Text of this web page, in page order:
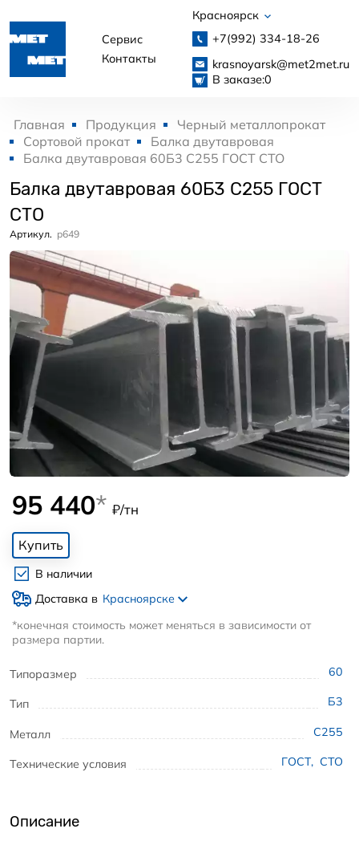
Сервис
Контакты
Красноярск
+7(992) 334-18-26
krasnoyarsk@met2met.ru
В заказе:0
Главная Продукция
Черный металлопрокат
Сортовой прокат
Балка двутавровая
Балка двутавровая 60Б3 С255 ГОСТ СТО
Балка двутавровая 60Б3 С255 ГОСТ
СТО
Артикул. p649
Типоразмер 60
Тип Б3
Металл С255
Технические условия ГОСТ, СТО
95 440* ₽/тн
Купить
В наличии
Доставка в Красноярске
*конечная стоимость может меняться в зависимости от
размера партии.
Описание